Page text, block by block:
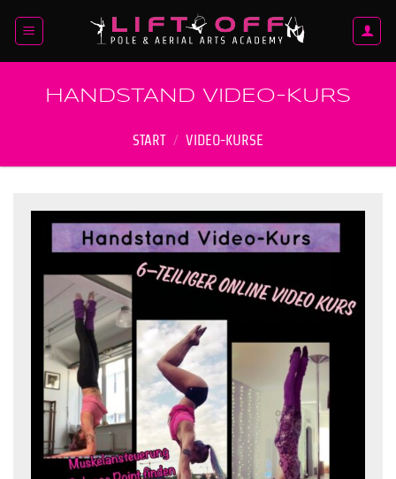
Inhalt
HANDSTAND VIDEO-KURS
START / VIDEO-KURSE